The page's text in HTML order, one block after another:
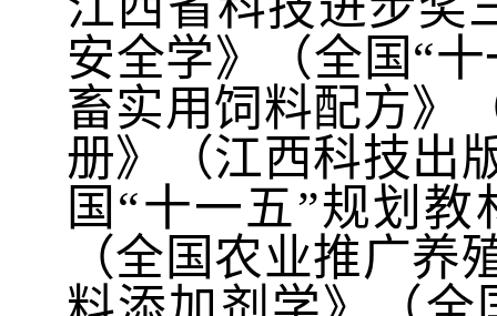
安全学》（全国“
畜实用饲料配方》
册》（江西科技出
国“十一五”规划
（全国农业推广